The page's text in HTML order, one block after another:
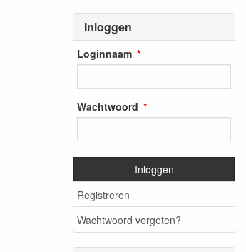
Inloggen
Loginnaam
Wachtwoord
Inloggen
Registreren
Wachtwoord vergeten?